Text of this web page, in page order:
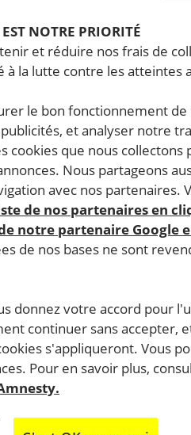
approuvée mercredi 26
une importante avancée
NOTRE PRIORITÉ
et réduire nos frais de
la lutte contre les atteintes
le bon fonctionnement
et analyser notre
cookies que nous collectons
Nous partageons
avec nos partenaires.
de nos partenaires en
notre partenaire Google
de nos bases ne sont
donnez votre accord pour
continuer sans accepter,
s'appliqueront. Vous
Pour en savoir plus,